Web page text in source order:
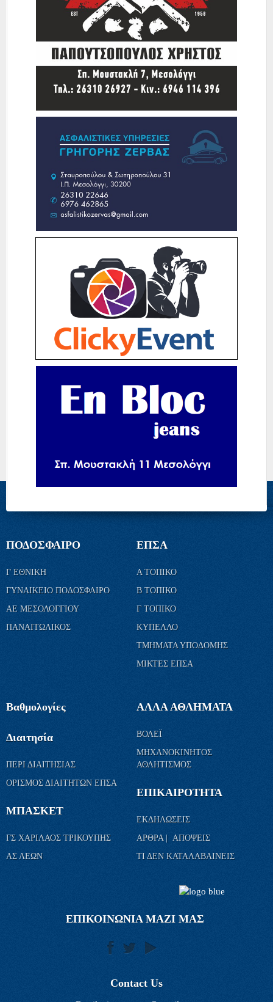
ΠΟΔΟΣΦΑΙΡΟ
Γ ΕΘΝΙΚΗ
ΓΥΝΑΙΚΕΙΟ ΠΟΔΟΣΦΑΙΡΟ
ΑΕ ΜΕΣΟΛΟΓΓΙΟΥ
ΠΑΝΑΙΤΩΛΙΚΟΣ
ΕΠΣΑ
Α ΤΟΠΙΚΟ
Β ΤΟΠΙΚΟ
Γ ΤΟΠΙΚΟ
ΚΥΠΕΛΛΟ
ΤΜΗΜΑΤΑ ΥΠΟΔΟΜΗΣ
ΜΙΚΤΕΣ ΕΠΣΑ
Βαθμολογίες
Διαιτησία
ΠΕΡΙ ΔΙΑΙΤΗΣΙΑΣ
ΟΡΙΣΜΟΣ ΔΙΑΙΤΗΤΩΝ ΕΠΣΑ
ΜΠΑΣΚΕΤ
ΓΣ ΧΑΡΙΛΑΟΣ ΤΡΙΚΟΥΠΗΣ
ΑΣ ΛΕΩΝ
ΑΛΛΑ ΑΘΛΗΜΑΤΑ
ΒΟΛΕΪ
ΜΗΧΑΝΟΚΙΝΗΤΟΣ
ΑΘΛΗΤΙΣΜΟΣ
ΕΠΙΚΑΙΡΟΤΗΤΑ
ΕΚΔΗΛΩΣΕΙΣ
ΑΡΘΡΑ | ΑΠΟΨΕΙΣ
ΤΙ ΔΕΝ ΚΑΤΑΛΑΒΑΙΝΕΙΣ
ΕΠΙΚΟΙΝΩΝΙΑ ΜΑΖΙ ΜΑΣ
Contact Us